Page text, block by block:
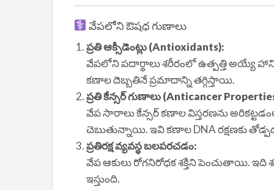
వేపలోని ఔషధ గుణాలు
ప్రతి ఆక్సిడెంట్లు (Antioxidants):
వేపలోని పదార్థాలు శరీరంలో ఉత్పత్తి అయ్యే
కణాల దెబ్బతినే ప్రమాదాన్ని తగ్గిస్తాయి.
ప్రతి కేన్సర్ గుణాలు (Anticancer
వేప సారాలు కేన్సర్ కణాల విస్తరణను
చెబుతున్నాయి. ఇవి కణాల DNA రక్షణకు
ప్రతిరక్ష వ్యవస్థ బలపరచడం:
వేప ఆకులు రోగనిరోధక శక్తిని పెంచుతాయి.
ఇస్తుంది.